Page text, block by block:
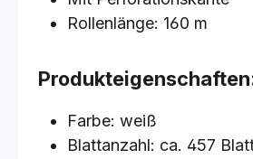
Rollenlänge: 160 m
Farbe: weiß
Blattanzahl: ca. 457